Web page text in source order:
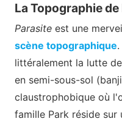
La Topographie
Parasite est une
scène topographique
littéralement la lutte
en semi-sous-sol
claustrophobique où
famille Park réside sur